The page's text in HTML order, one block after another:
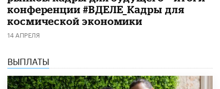
конференции #ВДЕЛЕ_Кадры для
космической экономики
14 АПРЕЛЯ
ВЫПЛАТЫ